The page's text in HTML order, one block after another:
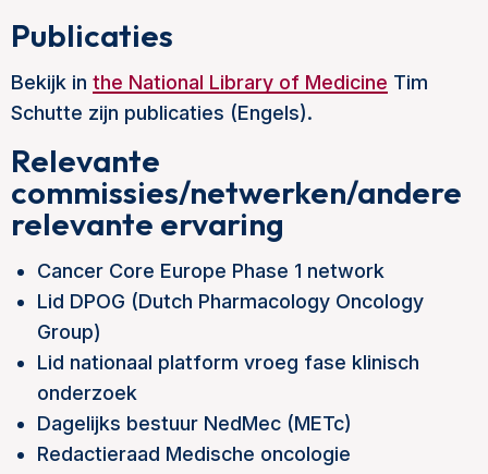
Publicaties
Bekijk in the National Library of Medicine Tim
Schutte zijn publicaties (Engels).
Relevante
commissies/netwerken/andere
relevante ervaring
Cancer Core Europe Phase 1 network
Lid DPOG (Dutch Pharmacology Oncology
Group)
Lid nationaal platform vroeg fase klinisch
onderzoek
Dagelijks bestuur NedMec (METc)
Redactieraad Medische oncologie